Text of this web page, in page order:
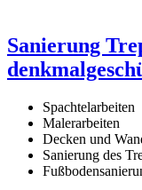
Sanierung
Spachtelarbeiten
Malerarbeiten
Decken und
Sanierung des